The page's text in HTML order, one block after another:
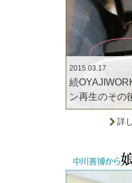
2015.03.17
続
ン再生のその
詳